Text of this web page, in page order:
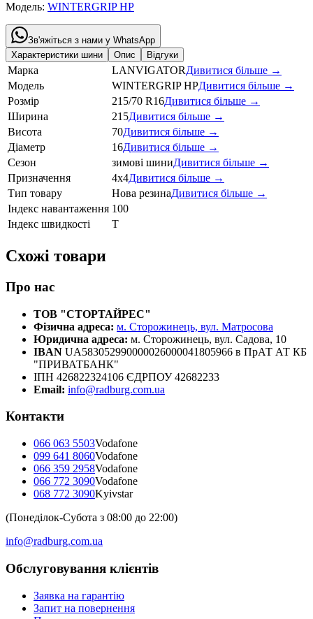
Модель: WINTERGRIP HP
Зв'яжіться з нами у WhatsApp
Характеристики шини
Опис Відгуки
Марка LANVIGATORДивитися більше →
Модель
WINTERGRIP HPДивитися більше →
Розмір
215/70 R16Дивитися більше →
Ширина
215Дивитися більше →
Висота
70Дивитися більше →
Діаметр
16Дивитися більше →
Сезон
зимові шиниДивитися більше →
Призначення
4x4Дивитися більше →
Тип товару
Нова резинаДивитися більше →
Індекс навантаження 100
Індекс швидкості
T
Схожі товари
Про нас
ТОВ "СТОРТАЙРЕС"
Фізична адреса: м. Сторожинець, вул. Матросова
Юридична адреса: м. Сторожинець, вул. Садова, 10
IBAN UA583052990000026000041805966 в ПрАТ АТ КБ
"ПРИВАТБАНК"
ІПН 426822324106 ЄДРПОУ 42682233
Email: info@radburg.com.ua
Контакти
066 063 5503Vodafone
099 641 8060Vodafone
066 359 2958Vodafone
066 772 3090Vodafone
068 772 3090Kyivstar
(Понеділок-Субота з 08:00 до 22:00)
info@radburg.com.ua
Обслуговування клієнтів
Заявка на гарантію
Запит на повернення